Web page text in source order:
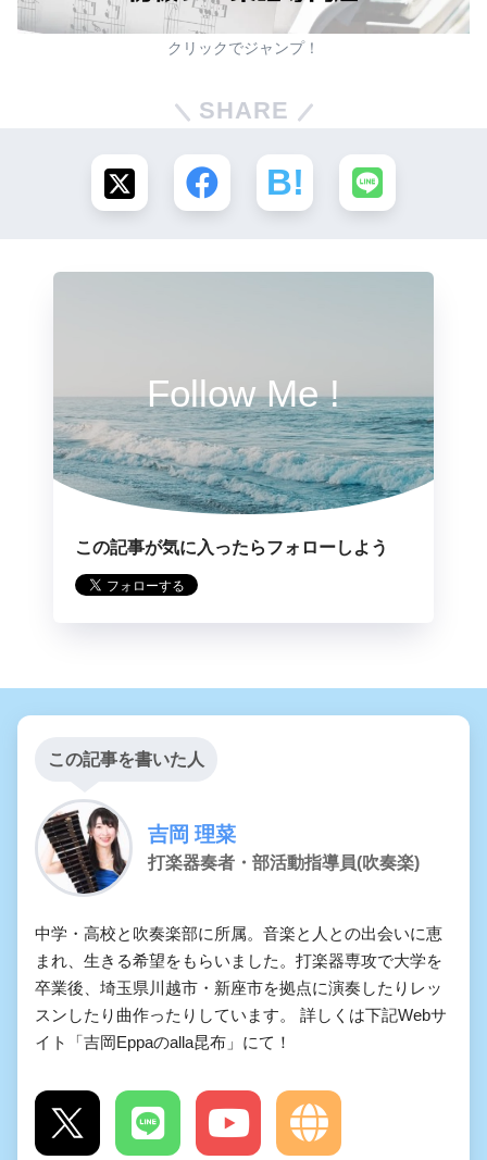
クリックでジャンプ！
SHARE
Follow Me !
この記事が気に入ったらフォローしよう
この記事を書いた人
吉岡 理菜
打楽器奏者・部活動指導員(吹奏楽)
中学・高校と吹奏楽部に所属。音楽と人との出会いに恵
まれ、生きる希望をもらいました。打楽器専攻で大学を
卒業後、埼玉県川越市・新座市を拠点に演奏したりレッ
スンしたり曲作ったりしています。 詳しくは下記Webサ
イト「吉岡Eppaのalla昆布」にて！